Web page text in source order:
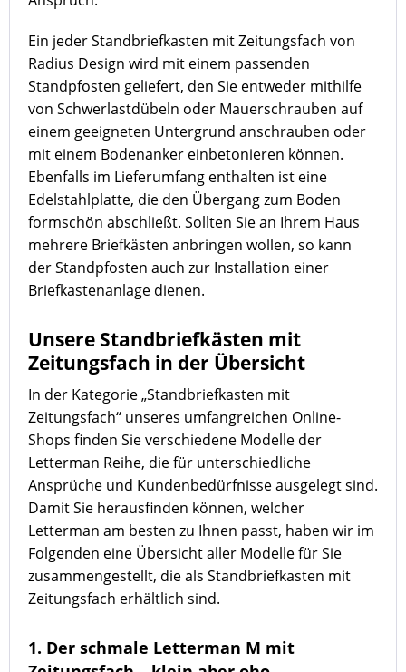
Ein jeder Standbriefkasten mit Zeitungsfach von
Radius Design wird mit einem passenden
Standpfosten geliefert, den Sie entweder mithilfe
von Schwerlastdübeln oder Mauerschrauben auf
einem geeigneten Untergrund anschrauben oder
mit einem Bodenanker einbetonieren können.
Ebenfalls im Lieferumfang enthalten ist eine
Edelstahlplatte, die den Übergang zum Boden
formschön abschließt. Sollten Sie an Ihrem Haus
mehrere Briefkästen anbringen wollen, so kann
der Standpfosten auch zur Installation einer
Briefkastenanlage dienen.
Unsere Standbriefkästen mit
Zeitungsfach in der Übersicht
In der Kategorie „Standbriefkasten mit
Zeitungsfach“ unseres umfangreichen Online-
Shops finden Sie verschiedene Modelle der
Letterman Reihe, die für unterschiedliche
Ansprüche und Kundenbedürfnisse ausgelegt sind.
Damit Sie herausfinden können, welcher
Letterman am besten zu Ihnen passt, haben wir im
Folgenden eine Übersicht aller Modelle für Sie
zusammengestellt, die als Standbriefkasten mit
Zeitungsfach erhältlich sind.
1. Der schmale Letterman M mit